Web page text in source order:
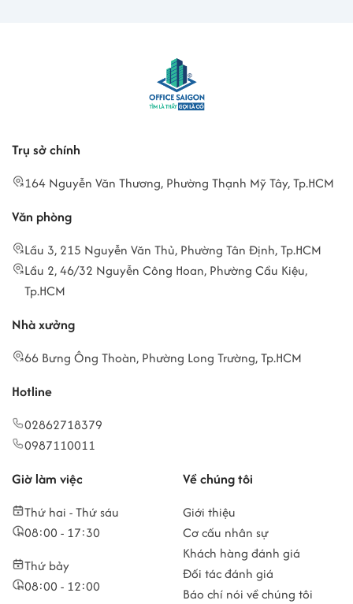
Trụ sở chính
164 Nguyễn Văn Thương, Phường Thạnh Mỹ Tây, Tp.HCM
Văn phòng
Lầu 3, 215 Nguyễn Văn Thủ, Phường Tân Định, Tp.HCM
Lầu 2, 46/32 Nguyễn Công Hoan, Phường Cầu Kiệu,
Tp.HCM
Nhà xưởng
66 Bưng Ông Thoàn, Phường Long Trường, Tp.HCM
Hotline
02862718379
0987110011
Giờ làm việc
Thứ hai - Thứ sáu
08:00 - 17:30
Thứ bảy
08:00 - 12:00
Về chúng tôi
Giới thiệu
Cơ cấu nhân sự
Khách hàng đánh giá
Đối tác đánh giá
Báo chí nói về chúng tôi